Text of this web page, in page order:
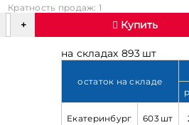
Кратность продаж: 1
Купить
на складах 893 шт
остаток на складе
Екатеринбург 603 шт